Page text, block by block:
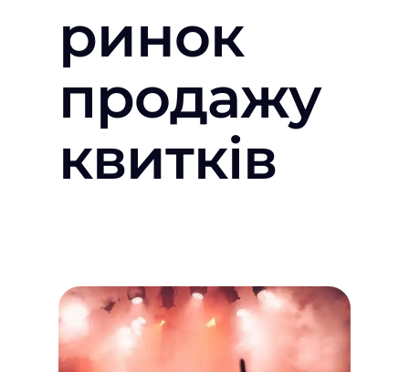
ринок
продажу
квитків